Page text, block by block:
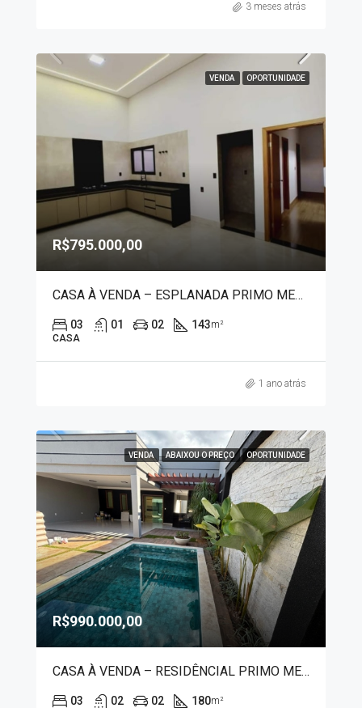
3 meses atrás
VENDA OPORTUNIDADE
R$795.000,00
CASA À VENDA – ESPLANADA PRIMO MENEGHETTI II 90019
03 01 02 143m²
CASA
1 ano atrás
VENDA ABAIXOU O PREÇO OPORTUNIDADE
R$990.000,00
CASA À VENDA – RESIDÊNCIAL PRIMO MENEGUETTI II 80023
03 02 02 180m²